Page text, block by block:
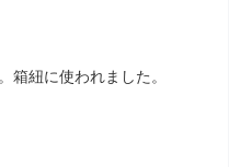
箱紐に使われました。